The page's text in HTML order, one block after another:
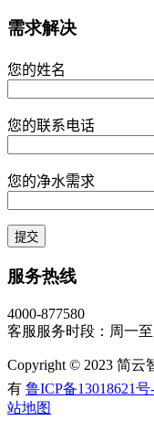
需求解决
您的姓名
您的联系电话
您的净水需求
服务热线
4000-877580
客服服务时段：周一
Copyright © 2023 简
有 鲁ICP备13018621号
站地图